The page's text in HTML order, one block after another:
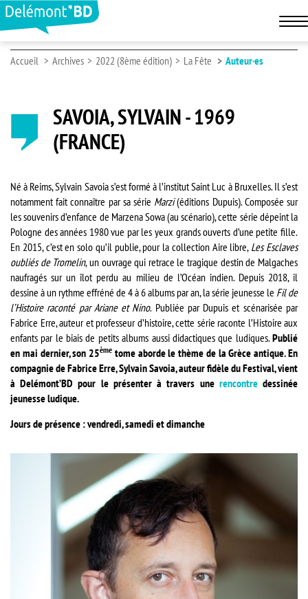
Accueil Archives 2022 (8ème édition) La Fête Auteur·es
SAVOIA, SYLVAIN - 1969
(FRANCE)
Né à Reims, Sylvain Savoia s’est formé à l’institut Saint Luc à Bruxelles. Il s’est
notamment fait connaître par sa série Marzi(éditions Dupuis). Composée sur
les souvenirs d’enfance de Marzena Sowa (au scénario), cette série dépeint la
Pologne des années 1980 vue par les yeux grands ouverts d’une petite fille.
En 2015, c’est en solo qu’il publie, pour la collection Aire libre, Les Esclaves
oubliés de Tromelin, un ouvrage qui retrace le tragique destin de Malgaches
naufragés sur un îlot perdu au milieu de l’Océan indien. Depuis 2018, il
dessine à un rythme effréné de 4 à 6 albums par an, la série jeunesse le Fil de
l’Histoire raconté par Ariane et Nino. Publiée par Dupuis et scénarisée par
Fabrice Erre, auteur et professeur d’histoire, cette série raconte l’Histoire aux
enfants par le biais de petits albums aussi didactiques que ludiques. Publié
en mai dernier, son 25ème tome aborde le thème de la Grèce antique. En
compagnie de Fabrice Erre, Sylvain Savoia, auteur fidèle du Festival, vient
à Delémont’BD pour le présenter à travers une rencontredessinée
jeunesse ludique.
Jours de présence : vendredi, samedi et dimanche